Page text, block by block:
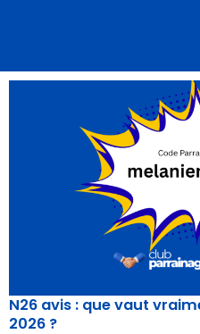
N26 avis : que vaut
2026 ?